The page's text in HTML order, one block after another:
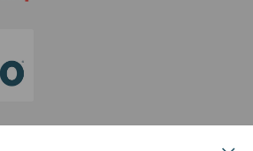
sui cookie